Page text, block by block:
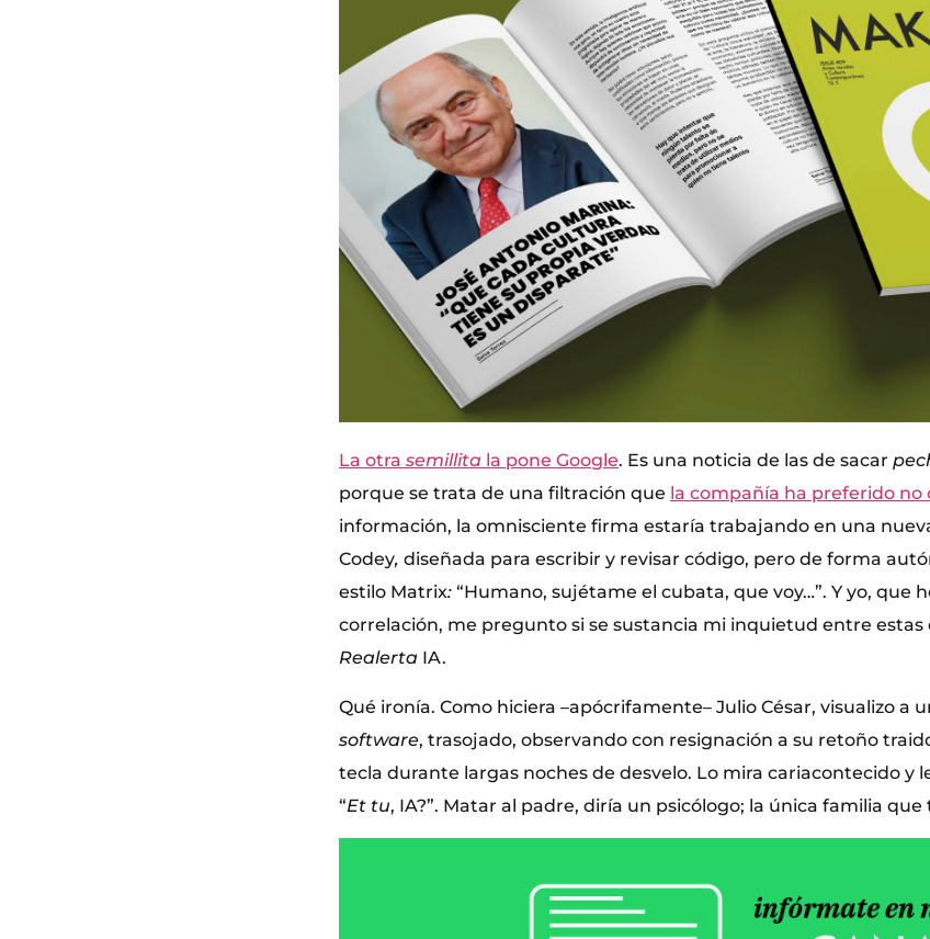
La otra semillita la pone Google. Es una noticia de las de sacar
porque se trata de una filtración que la compañía ha preferido no
información, la omnisciente firma estaría trabajando en una
Codey, diseñada para escribir y revisar código, pero de forma
estilo Matrix: “Humano, sujétame el cubata, que voy…”. Y yo, que
correlación, me pregunto si se sustancia mi inquietud entre estas
Realerta IA.
Qué ironía. Como hiciera –apócrifamente– Julio César, visualizo a
software, trasojado, observando con resignación a su retoño
tecla durante largas noches de desvelo. Lo mira cariacontecido y
“Et tu, IA?”. Matar al padre, diría un psicólogo; la única familia que